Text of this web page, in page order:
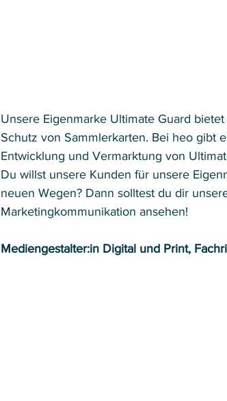
Unsere Eigenmarke Ultimate Guard
Schutz von Sammlerkarten. Bei heo gibt
Entwicklung und Vermarktung von
Du willst unsere Kunden für unsere
neuen Wegen? Dann solltest du dir
Marketingkommunikation ansehen!
Mediengestalter:in Digital und Print,